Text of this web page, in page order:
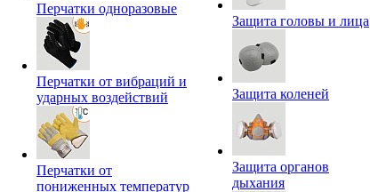
Перчатки одноразовые
Перчатки от вибраций и
ударных воздействий
Перчатки от
пониженных температур
Защита головы и лица
Защита коленей
Защита органов
дыхания